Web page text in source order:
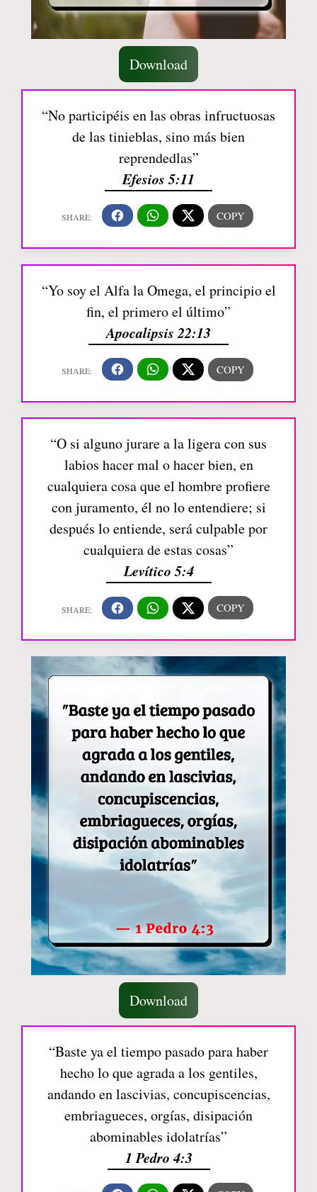
Download
“No participéis en las obras infructuosas
de las tinieblas, sino más bien
reprendedlas”
Efesios 5:11
“Yo soy el Alfa la Omega, el principio el
fin, el primero el último”
Apocalipsis 22:13
“O si alguno jurare a la ligera con sus
labios hacer mal o hacer bien, en
cualquiera cosa que el hombre profiere
con juramento, él no lo entendiere; si
después lo entiende, será culpable por
cualquiera de estas cosas”
Levítico 5:4
Download
“Baste ya el tiempo pasado para haber
hecho lo que agrada a los gentiles,
andando en lascivias, concupiscencias,
embriagueces, orgías, disipación
abominables idolatrías”
1 Pedro 4:3